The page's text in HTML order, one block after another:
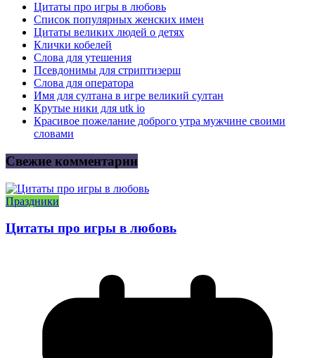
Цитаты про игры в любовь
Список популярных женских имен
Цитаты великих людей о детях
Клички кобелей
Слова для утешения
Псевдонимы для стриптизерш
Слова для оператора
Имя для султана в игре великий султан
Крутые ники для utk io
Красивое пожелание доброго утра мужчине своими
словами
Свежие комментарии
Праздники
Цитаты про игры в любовь